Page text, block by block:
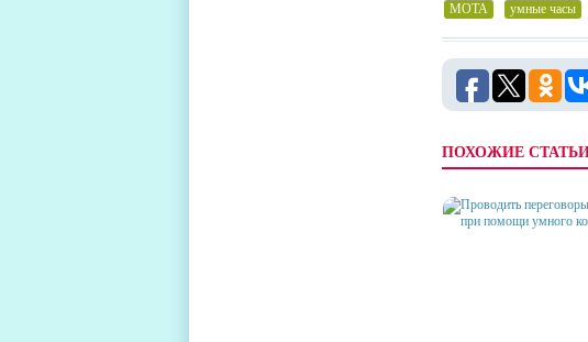
MOTA умные часы
ПОХОЖИЕ